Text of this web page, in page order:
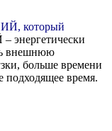
который
энергетически
внешнюю
больше времени
подходящее время.